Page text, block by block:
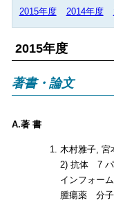
業績
入局・研修案内
リンク
2015年度 2014年度
2015年度
著書・論文
A.著 書
木村雅子, 宮
2) 抗体 7 パ
インフォー
腫瘍薬 分子